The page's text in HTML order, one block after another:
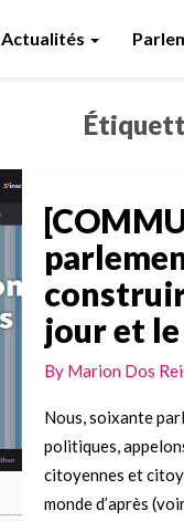
Actualités
DE
PRESSE]
60
parlementaires
appellent
à
construire,
tous
ensemble,
jour et le
By Marion Dos
Nous, soixante
politiques,
citoyennes et
monde d’après